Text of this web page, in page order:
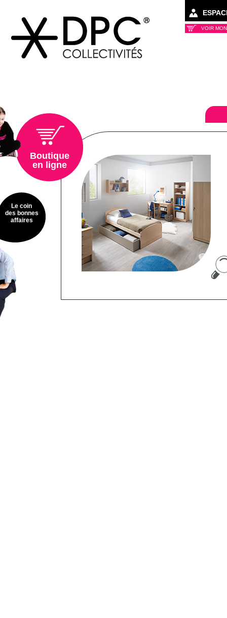
VOIR
Boutique
en ligne
Le coin
des bonnes
affaires